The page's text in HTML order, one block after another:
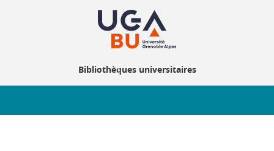
Bibliothèques universitaires